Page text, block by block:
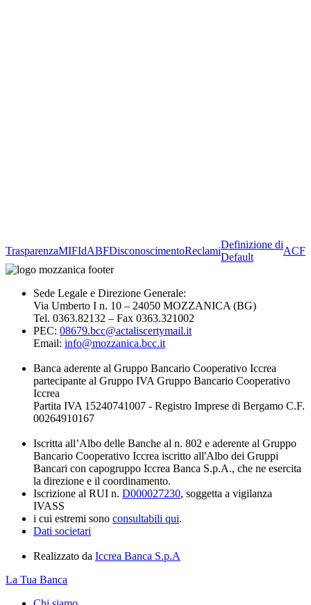
TrasparenzaMIFIdABFDisconoscimentoReclami
Definizione di
Default
ACF
Sede Legale e Direzione Generale:
Via Umberto I n. 10 – 24050 MOZZANICA (BG)
Tel. 0363.82132 – Fax 0363.321002
PEC: 08679.bcc@actaliscertymail.it
Email: info@mozzanica.bcc.it
Banca aderente al Gruppo Bancario Cooperativo Iccrea
partecipante al Gruppo IVA Gruppo Bancario Cooperativo
Iccrea
Partita IVA 15240741007 - Registro Imprese di Bergamo C.F.
00264910167
Iscritta all’Albo delle Banche al n. 802 e aderente al Gruppo
Bancario Cooperativo Iccrea iscritto all'Albo dei Gruppi
Bancari con capogruppo Iccrea Banca S.p.A., che ne esercita
la direzione e il coordinamento.
Iscrizione al RUI n. D000027230, soggetta a vigilanza
IVASS
i cui estremi sono consultabili qui.
Dati societari
Realizzato da Iccrea Banca S.p.A
La Tua Banca